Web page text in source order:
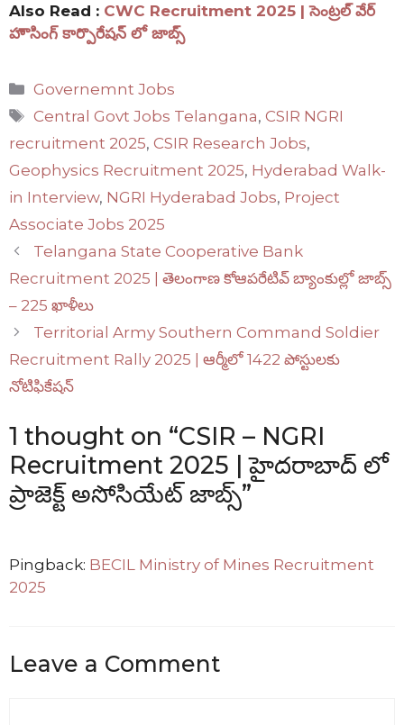
Also Read : CWC Recruitment 2025 | సెంట్రల్ వేర్
హౌసింగ్ కార్పొరేషన్ లో జాబ్స్
Categories
Governemnt Jobs
Tags
Central Govt Jobs Telangana,CSIR NGRI
recruitment 2025, CSIR Research Jobs,
Geophysics Recruitment 2025, Hyderabad Walk-
in Interview, NGRI Hyderabad Jobs, Project
Associate Jobs 2025
Telangana State Cooperative Bank
Recruitment 2025 | తెలంగాణ కోఆపరేటివ్ బ్యాంకుల్లో జాబ్స్
– 225 ఖాళీలు
Territorial Army Southern Command Soldier
Recruitment Rally 2025 | ఆర్మీలో 1422 పోస్టులకు
నోటిఫికేషన్
1 thought on “CSIR – NGRI
Recruitment 2025 | హైదరాబాద్ లో
ప్రాజెక్ట్ అసోసియేట్ జాబ్స్”
Pingback: BECIL Ministry of Mines Recruitment
2025
Leave a Comment